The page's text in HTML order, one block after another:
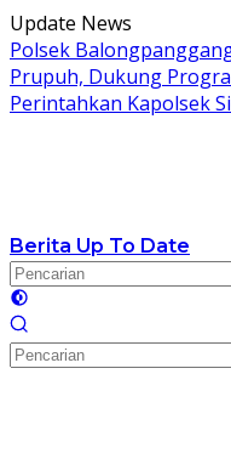
Langsung
ke
konten
Update News
Polsek
Prupuh, Dukung
Perintahkan Kapolsek
Berita Up To Date